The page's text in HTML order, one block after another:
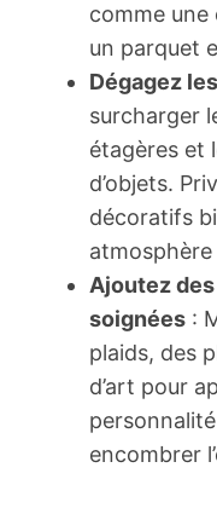
comme une
un parquet
Dégagez
surcharger
étagères et
d’objets.
décoratifs
Ajoutez
soignées :
plaids, des
d’art pour
encombrer